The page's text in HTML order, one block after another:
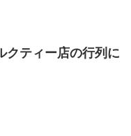
クティー店の行列に